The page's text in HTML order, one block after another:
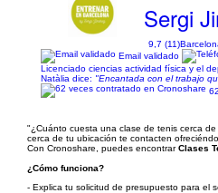
Sergi
9,7 (11)
Email validado
Licenciado ciencias actividad física y el
Natàlia dice: "Encantada con el trabajo
"¿Cuánto cuesta una clase de tenis cerca
cerca de tu ubicación te contacten
Con Cronoshare, puedes encontrarClases
¿Cómo funciona?
- Explica tu solicitud de presupuesto para el